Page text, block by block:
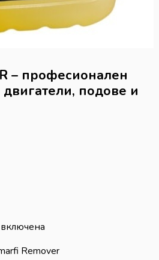
– професионален
подове и
Remover